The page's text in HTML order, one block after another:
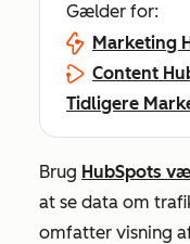
Gælder for:
Marketing
Content
Tidligere
Brug HubSpots
at se data om
omfatter visning